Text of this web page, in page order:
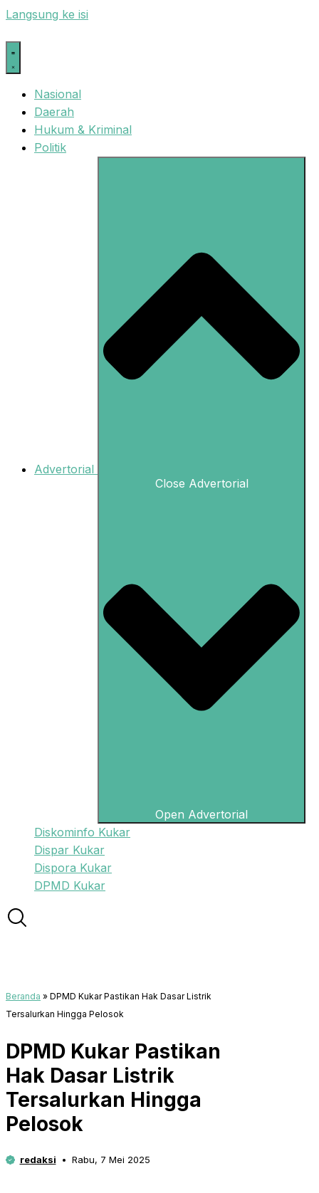
Langsung ke isi
Nasional
Daerah
Hukum & Kriminal
Politik
Advertorial
Close Advertorial
Open Advertorial
Diskominfo Kukar
Dispar Kukar
Dispora Kukar
DPMD Kukar
Beranda » DPMD Kukar Pastikan Hak Dasar Listrik
Tersalurkan Hingga Pelosok
DPMD Kukar Pastikan
Hak Dasar Listrik
Tersalurkan Hingga
Pelosok
redaksi Rabu, 7 Mei 2025